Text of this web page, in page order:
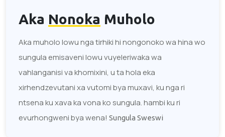
Aka Nonoka Muholo
Aka muholo lowu nga tirhiki hi nongonoko wa hina wo
sungula emisaveni lowu vuyeleriwaka wa
vahlanganisi va khomixini, u ta hola eka
xirhendzevutani xa vutomi bya muxavi, ku nga ri
ntsena ku xava ka vona ko sungula. hambi ku ri
evurhongweni bya wena! Sungula Sweswi